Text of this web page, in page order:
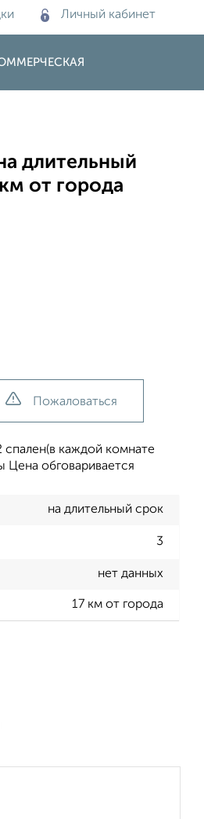
Личный кабинет
длительный
от города
Пожаловаться
каждой комнате
Цена обговаривается
на длительный срок
3
нет данных
17 км от города